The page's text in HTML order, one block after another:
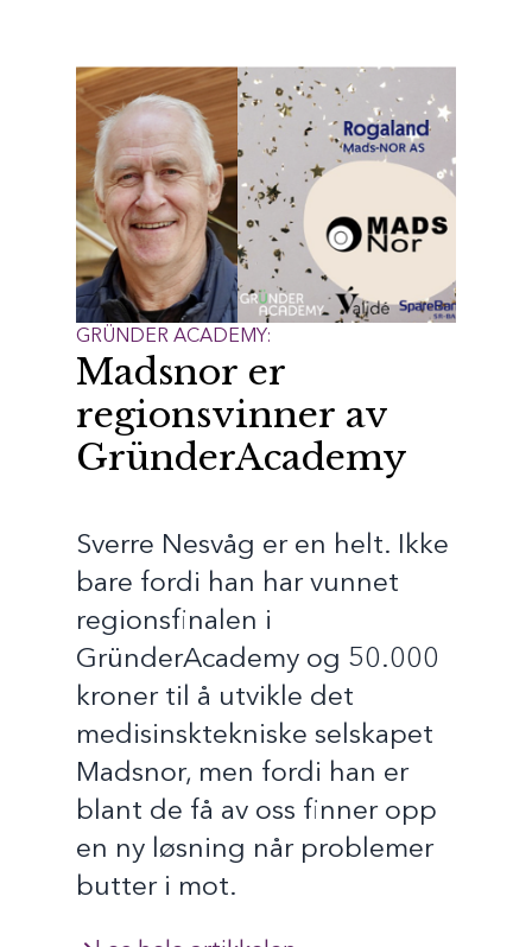
GRÜNDER ACADEMY:
Madsnor er
regionsvinner av
GründerAcademy
Sverre Nesvåg er en helt. Ikke
bare fordi han har vunnet
regionsfinalen i
GründerAcademy og 50.000
kroner til å utvikle det
medisinsktekniske selskapet
Madsnor, men fordi han er
blant de få av oss finner opp
en ny løsning når problemer
butter i mot.